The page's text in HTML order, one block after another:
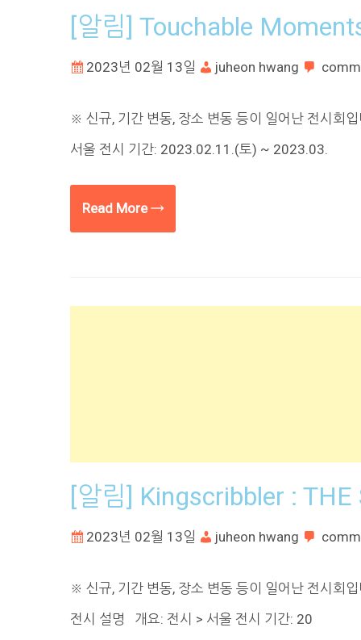
[알림] Touchable
2023년 02월 13일 juheon hwang
※ 신규, 기간 변동, 장소 변동 등이 일어난 전시
서울 전시 기간: 2023.02.11.(토) ~ 2023.03.
Read More →
[알림] Kingscribbler :
2023년 02월 13일 juheon hwang
※ 신규, 기간 변동, 장소 변동 등이 일어난 전시회
전시 설명 개요: 전시 > 서울 전시 기간: 20